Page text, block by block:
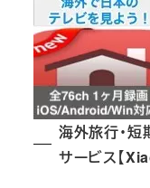
海外旅行・
サービス【